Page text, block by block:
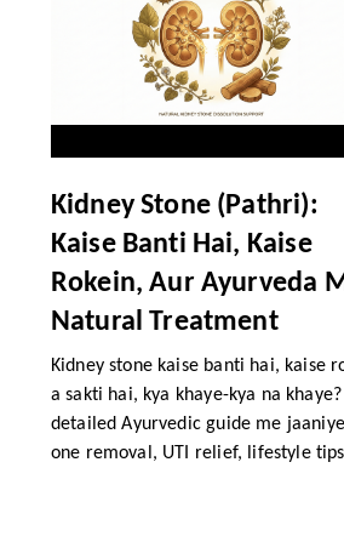
Kidney Stone (Pathri):
Kaise Banti Hai, Kaise
Rokein, Aur Ayurveda
Natural Treatment
Kidney stone kaise banti hai, kaise
a sakti hai, kya khaye-kya na khaye?
detailed Ayurvedic guide me
one removal, UTI relief, lifestyle